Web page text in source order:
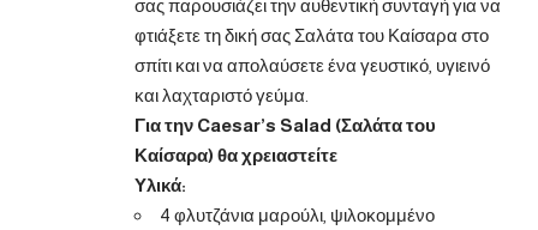
σας παρουσιάζει την αυθεντική συνταγή για να
φτιάξετε τη δική σας Σαλάτα του Καίσαρα στο
σπίτι και να απολαύσετε ένα γευστικό, υγιεινό
και λαχταριστό γεύμα.
Για την Caesar’s Salad (Σαλάτα του
Καίσαρα) θα χρειαστείτε
Υλικά:
4 φλυτζάνια μαρούλι, ψιλοκομμένο